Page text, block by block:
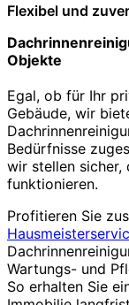
Flexibel und
Objekte
Egal, ob für Ihr
Gebäude, wir
Bedürfnisse
wir stellen sicher,
funktionieren.
Profitieren Sie
Wartungs- und
So erhalten Sie